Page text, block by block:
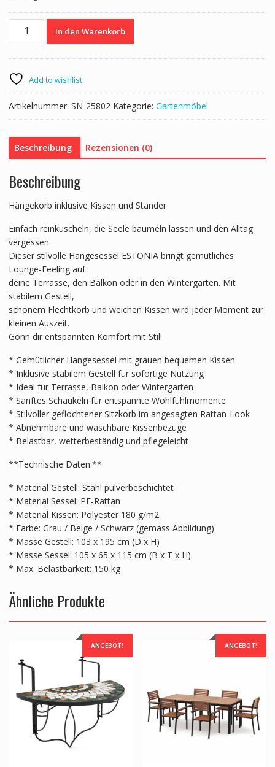
CHF 401.00CHF 339.00.
Hängesessel
grau
Menge
In den Warenkorb
Add to wishlist
Artikelnummer: SN-25802 Kategorie: Gartenmöbel
Beschreibung Rezensionen (0)
Beschreibung
Hängekorb inklusive Kissen und Ständer
Einfach reinkuscheln, die Seele baumeln lassen und den Alltag
vergessen.
Dieser stilvolle Hängesessel ESTONIA bringt gemütliches
Lounge-Feeling auf
deine Terrasse, den Balkon oder in den Wintergarten. Mit
stabilem Gestell,
schönem Flechtkorb und weichen Kissen wird jeder Moment zur
kleinen Auszeit.
Gönn dir entspannten Komfort mit Stil!
* Gemütlicher Hängesessel mit grauen bequemen Kissen
* Inklusive stabilem Gestell für sofortige Nutzung
* Ideal für Terrasse, Balkon oder Wintergarten
* Sanftes Schaukeln für entspannte Wohlfühlmomente
* Stilvoller geflochtener Sitzkorb im angesagten Rattan-Look
* Abnehmbare und waschbare Kissenbezüge
* Belastbar, wetterbeständig und pflegeleicht
**Technische Daten:**
* Material Gestell: Stahl pulverbeschichtet
* Material Sessel: PE-Rattan
* Material Kissen: Polyester 180 g/m2
* Farbe: Grau / Beige / Schwarz (gemäss Abbildung)
* Masse Gestell: 103 x 195 cm (D x H)
* Masse Sessel: 105 x 65 x 115 cm (B x T x H)
* Max. Belastbarkeit: 150 kg
Ähnliche Produkte
ANGEBOT! ANGEBOT!